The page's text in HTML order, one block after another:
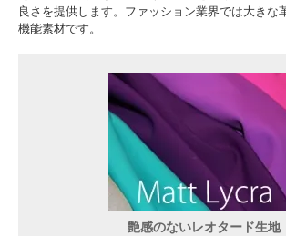
良さを提供します。ファッション業界では大きな
機能素材です。
艶感のないレオタード生地